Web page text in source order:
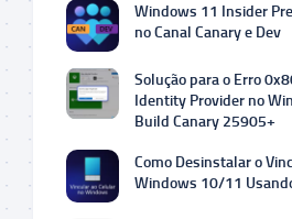
Windows 11 Insider
no Canal Canary e Dev
Solução para o Erro
Identity Provider no
Build Canary 25905+
Como Desinstalar o
Windows 10/11